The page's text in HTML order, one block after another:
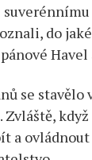
do
Havel
se
a